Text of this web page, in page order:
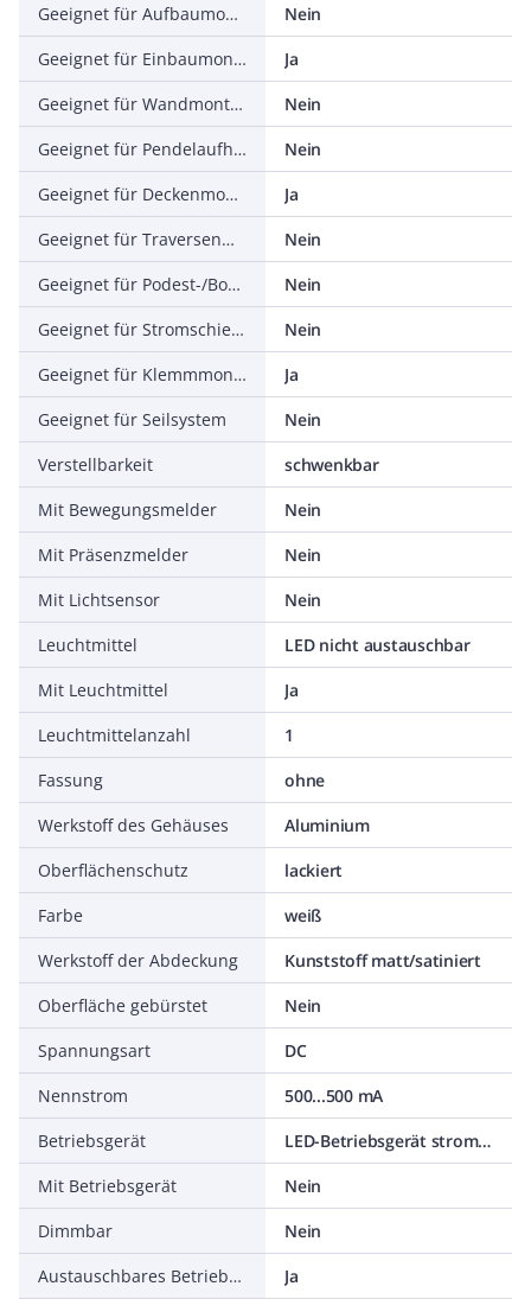
Geeignet für Aufbaumontage
Nein
Geeignet für Einbaumontage
Ja
Geeignet für Wandmontage
Nein
Geeignet für Pendelaufhängung
Nein
Geeignet für Deckenmontage
Ja
Geeignet für Traversenmontage
Nein
Geeignet für Podest-/Bodenmontage
Nein
Geeignet für Stromschienenmontage
Nein
Geeignet für Klemmmontage
Ja
Geeignet für Seilsystem
Nein
Verstellbarkeit
schwenkbar
Mit Bewegungsmelder
Nein
Mit Präsenzmelder
Nein
Mit Lichtsensor
Nein
Leuchtmittel
LED nicht austauschbar
Mit Leuchtmittel
Ja
Leuchtmittelanzahl
1
Fassung
ohne
Werkstoff des Gehäuses
Aluminium
Oberflächenschutz
lackiert
Farbe
weiß
Werkstoff der Abdeckung
Kunststoff matt/satiniert
Oberfläche gebürstet
Nein
Spannungsart
DC
Nennstrom
500...500 mA
Betriebsgerät
LED-Betriebsgerät stromgesteuert
Mit Betriebsgerät
Nein
Dimmbar
Nein
Austauschbares Betriebsgerät
Ja